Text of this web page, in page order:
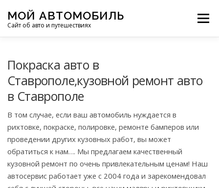
содержимому
МОЙ АВТОМОБИЛЬ
Сайт об авто и путешествиях
Меню
МОТОЦИКЛЫ
ФОТООТЧЕТЫ ОСТАЛЬНОЕ
Покраска авто в
Ставрополе,кузовной ремонт авто
в Ставрополе
В том случае, если ваш автомобиль нуждается в
рихтовке, покраске, полировке, ремонте бамперов или
проведении других кузовных работ, вы может
обратиться к нам…. Мы предлагаем качественный
кузовной ремонт по очень привлекательным ценам! Наш
автосервис работает уже с 2004 года и зарекомендовал